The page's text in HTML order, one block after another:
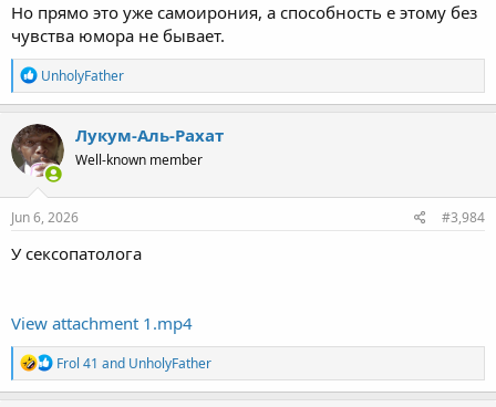
Но прямо это уже самоирония, а способность е этому без
чувства юмора не бывает.
R
e
a
c
t
i
o
n
s
UnholyFather
Лукум-Аль-Рахат
Well-known member
Jun 6, 2026 #3,984
У сексопатолога
View attachment 1.mp4
R
e
a
Frol 41 and UnholyFather